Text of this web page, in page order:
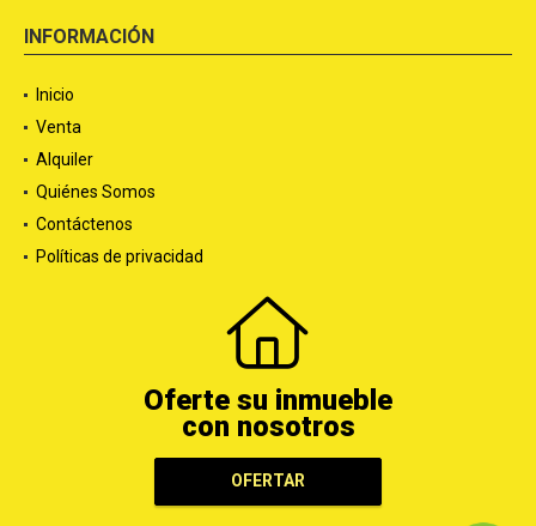
INFORMACIÓN
Inicio
Venta
Alquiler
Quiénes Somos
Contáctenos
Políticas de privacidad
Oferte su inmueble
con nosotros
OFERTAR